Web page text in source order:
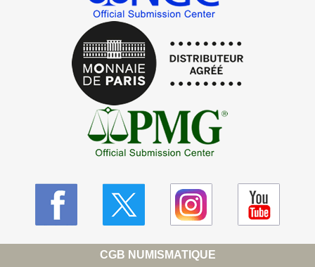
CGB NUMISMATIQUE